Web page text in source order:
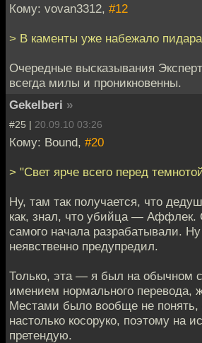
Кому: vovan3312, #12
> В каменты уже набежало
Очередные высказывания
всегда милы и проникновенны.
Gekelberi »
#25 | 20.09.10 03:26
Кому: Bound, #20
> "Свет ярче всего перед
Ну, там так получается, что
как, знал, что убийца — Аффлек.
самого начала разрабатывали.
неявственно предупредил.
Только, эта — я был на обычном
имением нормального перевода,
Местами было вообще не
настолько косоруко, поэтому на
претендую.